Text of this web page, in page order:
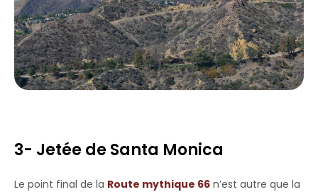
3- Jetée de Santa Monica
Le point final de la Route mythique 66 n’est autre que la